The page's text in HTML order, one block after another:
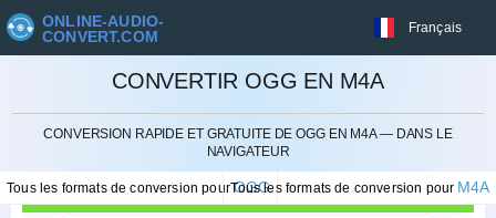
ONLINE-AUDIO-
CONVERT.COM
Français
CONVERTIR OGG EN M4A
CONVERSION RAPIDE ET GRATUITE DE OGG EN M4A — DANS LE
NAVIGATEUR
Tous les formats de conversion pourOGG
Tous les formats de conversion pour M4A